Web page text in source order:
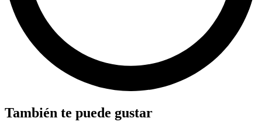
También te puede gustar